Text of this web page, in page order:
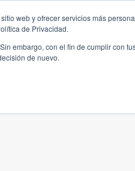
web y ofrecer servicios más
de Privacidad.
embargo, con el fin de cumplir con
de nuevo.